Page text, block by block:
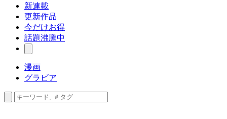
新連載
更新作品
今だけお得
話題沸騰中
漫画
グラビア